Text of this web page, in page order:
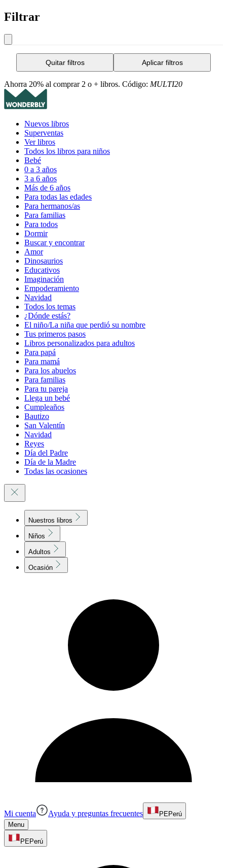
Filtrar
Quitar filtros Aplicar filtros
Ahorra 20% al comprar 2 o + libros. Código: MULTI20
Nuevos libros
Superventas
Ver libros
Todos los libros para niños
Bebé
0 a 3 años
3 a 6 años
Más de 6 años
Para todas las edades
Para hermanos/as
Para familias
Para todos
Dormir
Buscar y encontrar
Amor
Dinosaurios
Educativos
Imaginación
Empoderamiento
Navidad
Todos los temas
¿Dónde estás?
El niño/La niña que perdió su nombre
Tus primeros pasos
Libros personalizados para adultos
Para papá
Para mamá
Para los abuelos
Para familias
Para tu pareja
Llega un bebé
Cumpleaños
Bautizo
San Valentín
Navidad
Reyes
Día del Padre
Día de la Madre
Todas las ocasiones
Nuestros libros
Niños
Adultos
Ocasión
Mi cuenta Ayuda y preguntas frecuentes PE Perú
Menu
PE Perú